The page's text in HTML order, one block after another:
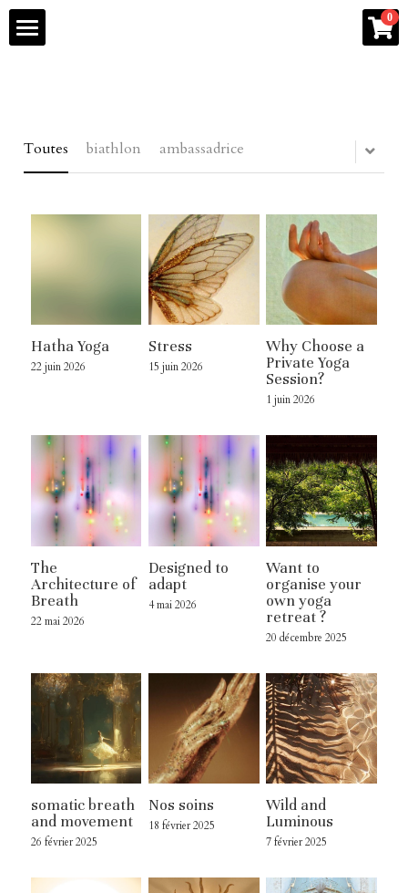
0
workshops & retreats
Contact
Connexion S'inscrire
Rechercher
Toutes biathlon ambassadrice
Hatha Yoga
22 juin 2026
Stress
15 juin 2026
Why Choose a
Private Yoga
Session?
1 juin 2026
The
Architecture of
Breath
22 mai 2026
Designed to
adapt
4 mai 2026
Want to
organise your
own yoga
retreat ?
20 décembre 2025
somatic breath
and movement
26 février 2025
Nos soins
18 février 2025
Wild and
Luminous
7 février 2025
×